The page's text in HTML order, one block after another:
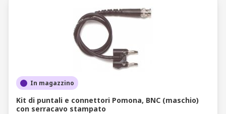
In magazzino
Kit di puntali e connettori Pomona, BNC (maschio)
con serracavo stampato